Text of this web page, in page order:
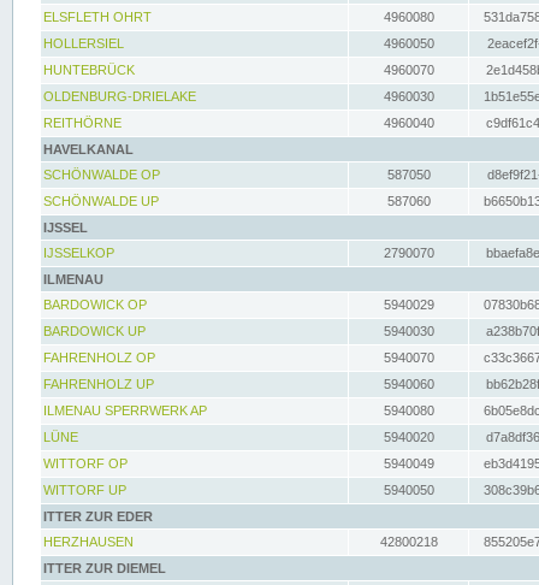
ELSFLETH OHRT
4960080
HOLLERSIEL
4960050
HUNTEBRÜCK
4960070
OLDENBURG-DRIELAKE
4960030
REITHÖRNE
4960040
HAVELKANAL
SCHÖNWALDE OP
587050
SCHÖNWALDE UP
587060
IJSSEL
IJSSELKOP
2790070
ILMENAU
BARDOWICK OP
5940029
BARDOWICK UP
5940030
FAHRENHOLZ OP
5940070
FAHRENHOLZ UP
5940060
ILMENAU SPERRWERK AP
5940080
LÜNE
5940020
WITTORF OP
5940049
WITTORF UP
5940050
ITTER ZUR EDER
HERZHAUSEN
42800218
ITTER ZUR DIEMEL